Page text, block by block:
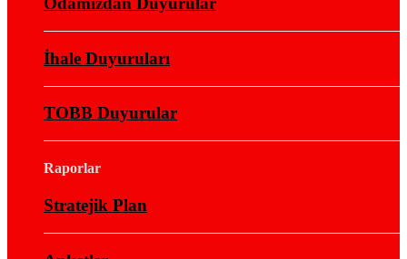
İhale Duyuruları
TOBB Duyurular
Raporlar
Stratejik Plan